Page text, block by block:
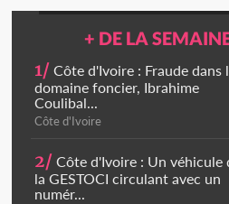
+ DE LA
1/ Côte d'Ivoire : Fraude dans
domaine foncier, Ibrahime
Coulibal...
Côte d'Ivoire
2/ Côte d'Ivoire : Un véhicule
la GESTOCI circulant avec un
numér...